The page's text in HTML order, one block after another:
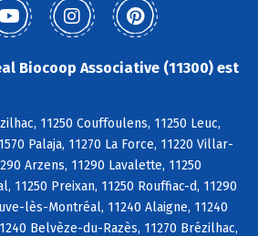
Biocoop Associative (11300) est
11250 Couffoulens, 11250 Leuc,
Palaja, 11270 La Force, 11220 Villar-
Arzens, 11290 Lavalette, 11250
11250 Preixan, 11250 Rouffiac-d, 11290
lès-Montréal, 11240 Alaigne, 11240
Belvèze-du-Razès, 11270 Brézilhac,